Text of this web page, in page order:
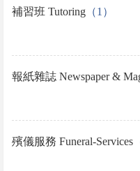
補習班 Tutoring （1）
報紙雜誌 Newspaper &
殯儀服務 Funeral-Services